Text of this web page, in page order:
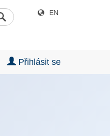
EN
Přihlásit se